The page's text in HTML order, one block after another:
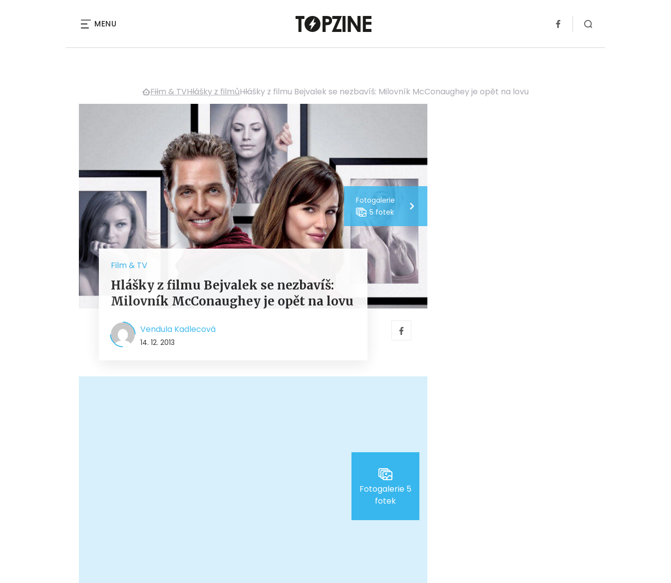
MENU
Film & TVHlášky z filmůHlášky z filmu Bejvalek se nezbavíš: Milovník McConaughey je opět na lovu
Fotogalerie
5 fotek
Film & TV
Hlášky z filmu Bejvalek se nezbavíš:
Milovník McConaughey je opět na lovu
Vendula Kadlecová
14. 12. 2013
Fotogalerie 5
fotek